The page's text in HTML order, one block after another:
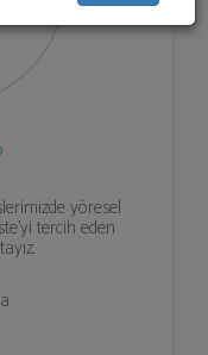
yöresel
tercih eden